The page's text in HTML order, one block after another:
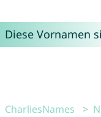
Diese Vornamen
CharliesNames